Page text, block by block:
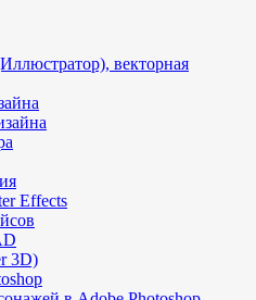
векторная
Effects
3D)